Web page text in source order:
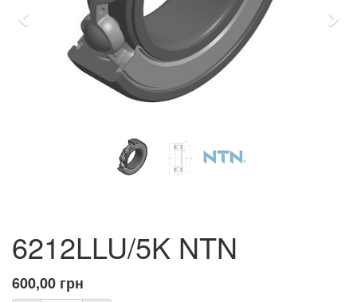
Previous
6212LLU/5K NTN
600,00 грн